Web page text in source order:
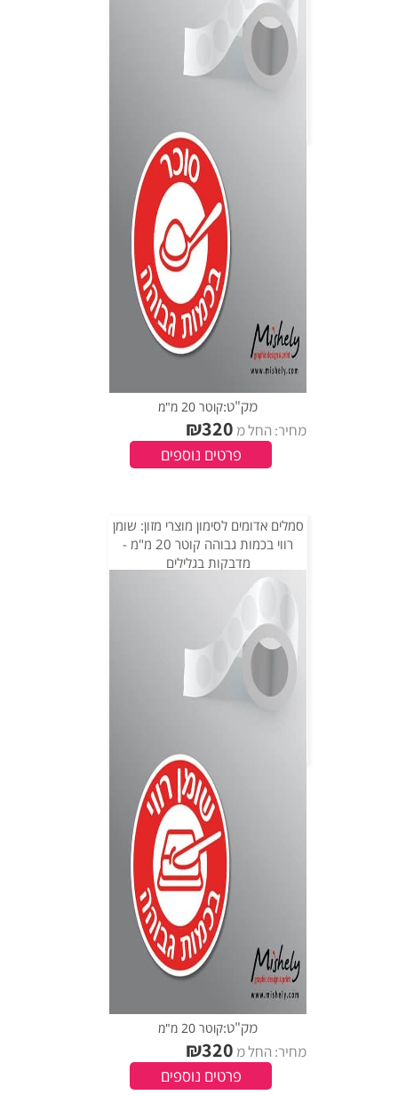
מק"ט:קוטר 20 מ"מ
מחיר: החל מ ₪320
פרטים נוספים
סמלים אדומים לסימון מוצרי מזון: שומן
רווי בכמות גבוהה קוטר 20 מ"מ -
מדבקות בגלילים
מק"ט:קוטר 20 מ"מ
מחיר: החל מ ₪320
פרטים נוספים